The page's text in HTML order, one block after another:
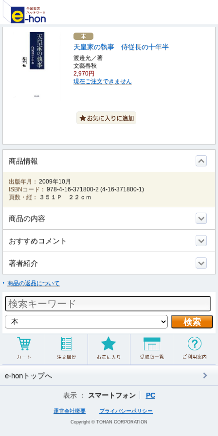
天皇家の執事 侍従長の十年半
渡邉允／著
文藝春秋
2,970円
現在ご注文できません
商品情報
出版年月： 2009年10月
ISBNコード： 978-4-16-371800-2 (4-16-371800-1)
頁数・縦：
３５１Ｐ ２２ｃｍ
商品の内容
おすすめコメント
著者紹介
商品の返品について
e-honトップへ
表示 ： スマートフォン PC
運営会社概要 プライバシーポリシー
Copyright © TOHAN CORPORATION